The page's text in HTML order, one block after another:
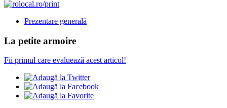
Prezentare generală
La petite armoire
Fii primul care evaluează acest articol!